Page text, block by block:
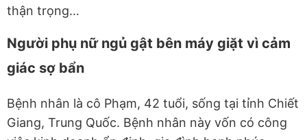
thận trọng…
Người phụ nữ ngủ gật bên máy giặt vì cảm
giác sợ bẩn
Bệnh nhân là cô Phạm, 42 tuổi, sống tại tỉnh Chiết
Giang, Trung Quốc. Bệnh nhân này vốn có công